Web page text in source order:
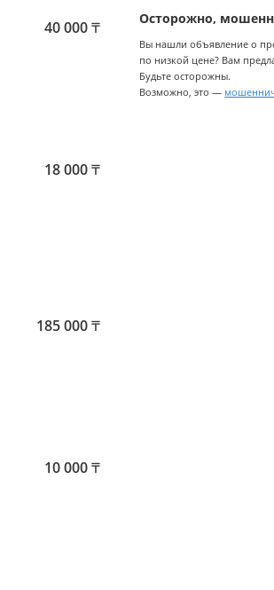
40 000₸
18 000₸
185 000₸
10 000₸
Осторожно,
Вы нашли объявление о
по низкой цене? Вам
Будьте осторожны.
Возможно, это —